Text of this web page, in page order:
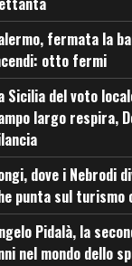
fermata la
otto fermi
Sicilia del voto
largo respira,
dove i Nebrodi
punta sul turismo
Pidalà, la
nel mondo dello